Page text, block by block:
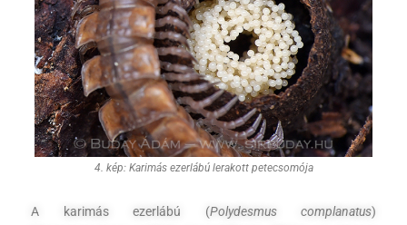
4. kép: Karimás ezerlábú lerakott petecsomója
A karimás ezerlábú (Polydesmus complanatus)